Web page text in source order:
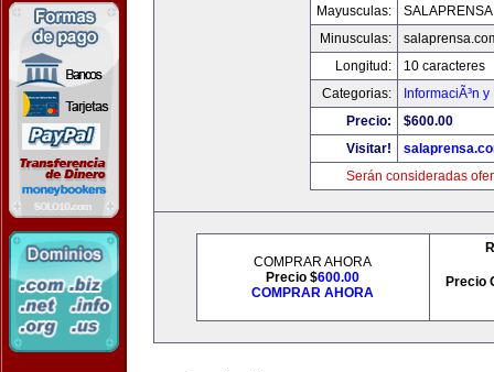
Mayusculas:
Minusculas:
Longitud:
10 caracteres
Categorias:
InformaciÃ³n
Precio:
$600.00
Visitar!
Serán consideradas
COMPRAR AHORA
Precio $600.00
COMPRAR AHORA
Precio